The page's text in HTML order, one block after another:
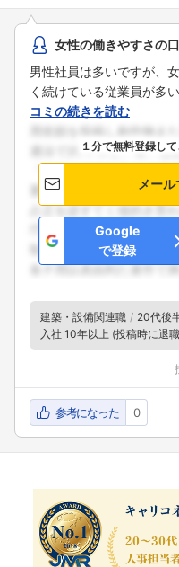
女性の働きやすさの
男性社員は多いですが、
く続けている従業員が多
コミの続きを読む
１分で無料登録し
メール
Google
で登録
建築・設備関連職 20代後
入社 10年以上 (投稿時に退
参考になった 0